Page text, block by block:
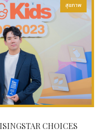
สุขภาพ
CHOICES